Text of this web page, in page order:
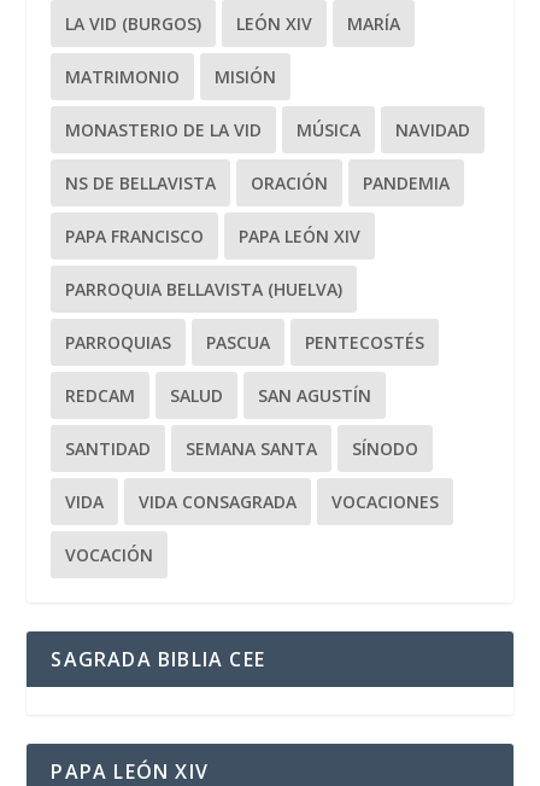
LA VID (BURGOS) LEÓN XIV MARÍA
MATRIMONIO MISIÓN
MONASTERIO DE LA VID MÚSICA NAVIDAD
NS DE BELLAVISTA ORACIÓN PANDEMIA
PAPA FRANCISCO PAPA LEÓN XIV
PARROQUIA BELLAVISTA (HUELVA)
PARROQUIAS PASCUA PENTECOSTÉS
REDCAM SALUD SAN AGUSTÍN
SANTIDAD SEMANA SANTA SÍNODO
VIDA VIDA CONSAGRADA VOCACIONES
VOCACIÓN
SAGRADA BIBLIA CEE
PAPA LEÓN XIV